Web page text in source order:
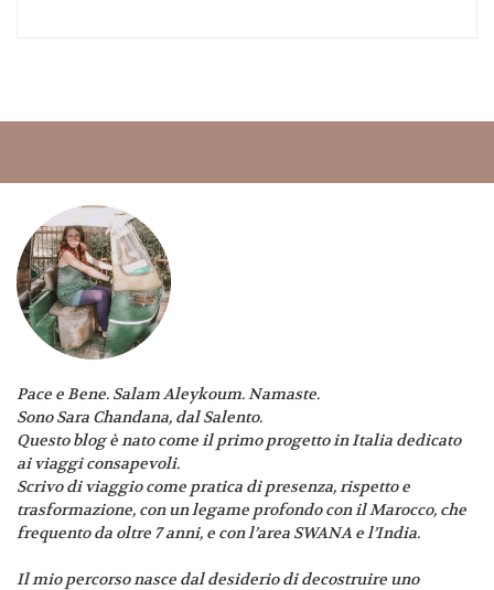
Pace e Bene. Salam Aleykoum. Namaste.
Sono Sara Chandana, dal Salento.
Questo blog è nato come il primo progetto in Italia dedicato
ai viaggi consapevoli.
Scrivo di viaggio come pratica di presenza, rispetto e
trasformazione, con un legame profondo con il Marocco, che
frequento da oltre 7 anni, e con l’area SWANA e l’India.
Il mio percorso nasce dal desiderio di decostruire uno